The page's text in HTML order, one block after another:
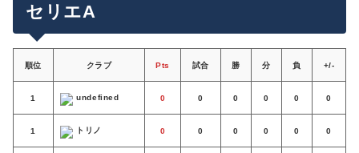
セリエA
順位 クラブ Pts 試合 勝 分 負 +/-
1 undefined 0 0 0 0 0 0
1 トリノ 0 0 0 0 0 0